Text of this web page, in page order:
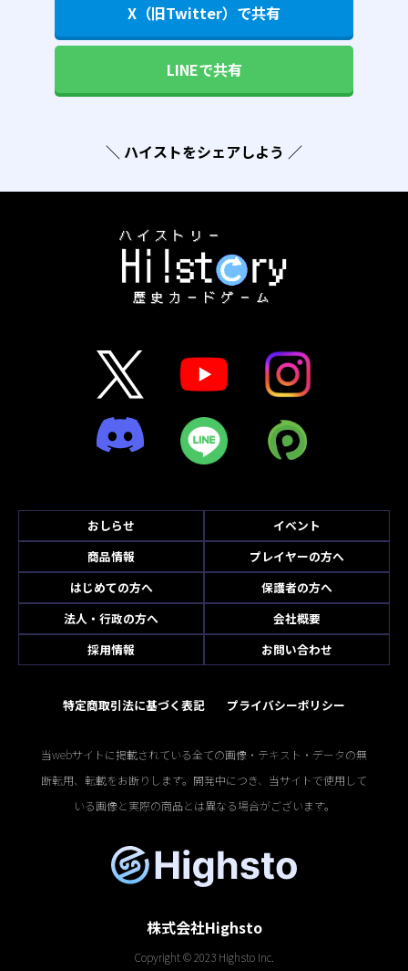
X（旧Twitter）で共有
LINEで共有
＼ ハイストをシェアしよう ／
おしらせ
イベント
商品情報
プレイヤーの方へ
はじめての方へ
保護者の方へ
法人・行政の方へ
会社概要
採用情報
お問い合わせ
特定商取引法に基づく表記 プライバシーポリシー
当webサイトに掲載されている全ての画像・テキスト・データの無
断転用、転載をお断りします。開発中につき、当サイトで使用して
いる画像と実際の商品とは異なる場合がございます。
株式会社Highsto
Copyright © 2023 Highsto Inc.